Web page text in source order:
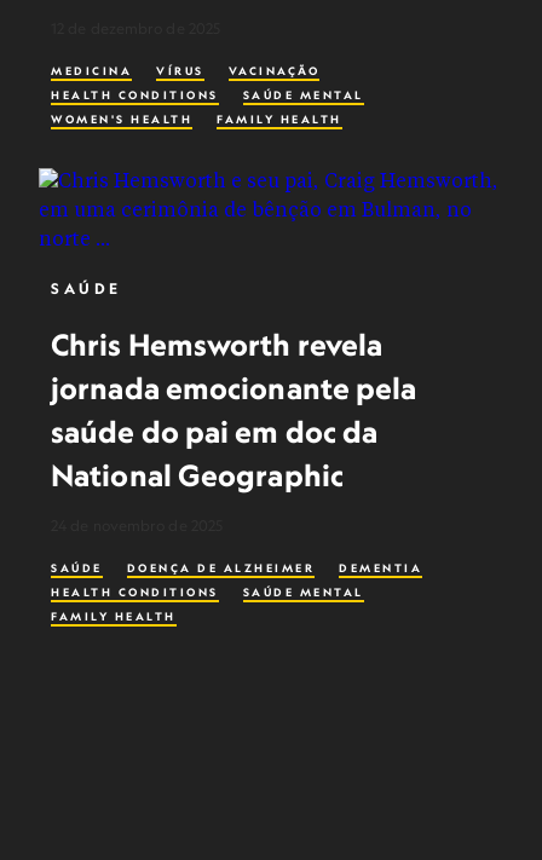
MEDICINA VÍRUS
VACINAÇÃO
HEALTH CONDITIONS
SAÚDE MENTAL
WOMEN'S HEALTH
FAMILY HEALTH
SAÚDE
Chris Hemsworth revela
jornada emocionante pela
saúde do pai em doc da
National Geographic
SAÚDE DOENÇA DE ALZHEIMER
DEMENTIA
HEALTH CONDITIONS
SAÚDE MENTAL
FAMILY HEALTH